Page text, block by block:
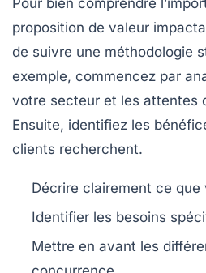
Pour bien comprendre
proposition de valeur
de suivre une méthodologie
exemple, commencez par
votre secteur et les attentes
Ensuite, identifiez les
clients recherchent.
Décrire clairement ce
Identifier les besoins
Mettre en avant les